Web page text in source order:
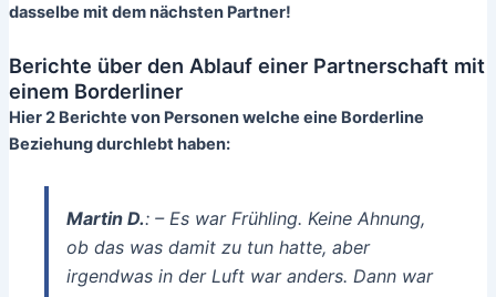
dasselbe mit dem nächsten Partner!
Berichte über den Ablauf einer Partnerschaft mit
einem Borderliner
Hier 2 Berichte von Personen welche eine Borderline
Beziehung durchlebt haben:
Martin D.: – Es war Frühling. Keine Ahnung,
ob das was damit zu tun hatte, aber
irgendwas in der Luft war anders. Dann war